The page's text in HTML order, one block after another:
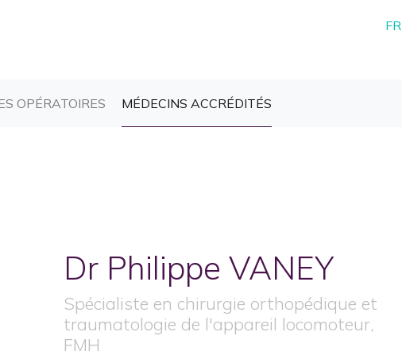
FR
OPÉRATOIRES (CURRENT)
MÉDECINS ACCRÉDITÉS
Dr Philippe VANEY
Spécialiste en chirurgie orthopédique et
traumatologie de l'appareil locomoteur,
FMH